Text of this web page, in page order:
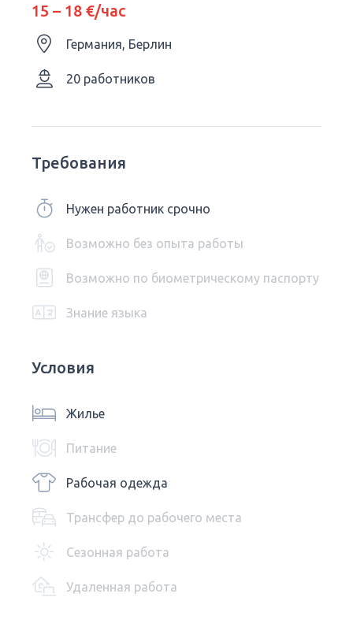
15 – 18 €/час
Германия, Берлин
20 работников
Требования
Нужен работник срочно
Возможно без опыта работы
Возможно по биометрическому паспорту
Знание языка
Условия
Жилье
Питание
Рабочая одежда
Трансфер до рабочего места
Сезонная работа
Удаленная работа